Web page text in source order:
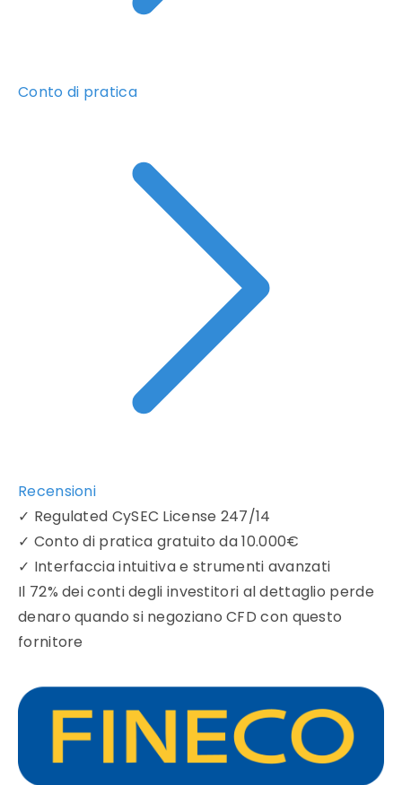
Conto di pratica
Recensioni
✓ Regulated CySEC License 247/14
✓ Conto di pratica gratuito da 10.000€
✓ Interfaccia intuitiva e strumenti avanzati
Il 72% dei conti degli investitori al dettaglio perde
denaro quando si negoziano CFD con questo
fornitore